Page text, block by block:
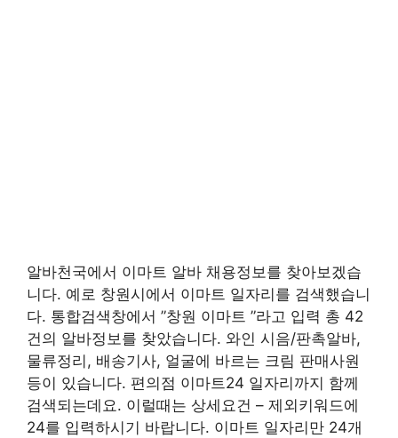
알바천국에서 이마트 알바 채용정보를 찾아보겠습
니다. 예로 창원시에서 이마트 일자리를 검색했습니
다. 통합검색창에서 ”창원 이마트 ”라고 입력 총 42
건의 알바정보를 찾았습니다. 와인 시음/판촉알바,
물류정리, 배송기사, 얼굴에 바르는 크림 판매사원
등이 있습니다. 편의점 이마트24 일자리까지 함께
검색되는데요. 이럴때는 상세요건 – 제외키워드에
24를 입력하시기 바랍니다. 이마트 일자리만 24개